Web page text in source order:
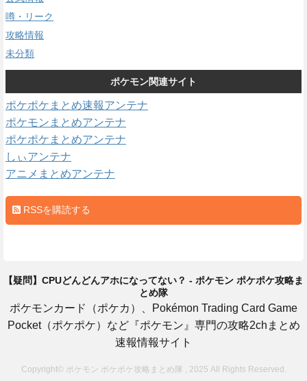
噂・リーク
攻略情報
未分類
ポケモン関連サイト
ポケポケまとめ速報アンテナ
ポケモンまとめアンテナ
ポケポケまとめアンテナ
しぃアンテナ
アニメまとめアンテナ
RSSを購読する
【疑問】CPUどんどんアホになってない？ - ポケモン ポケポケ攻略ま
とめ隊
ポケモンカード（ポケカ）、Pokémon Trading Card Game
Pocket（ポケポケ）など『ポケモン』専門の攻略2chまとめ
速報情報サイト
Copyright© ポケモン ポケポケ攻略まとめ隊 , 2025 All Rights Reserved.